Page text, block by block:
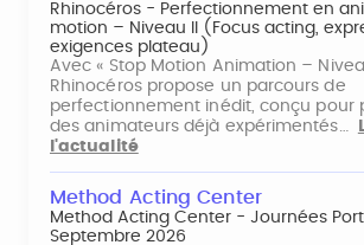
Rhinocéros - Perfectionnement en
motion – Niveau II (Focus acting,
exigences plateau)
Avec « Stop Motion Animation –
Rhinocéros propose un parcours de
perfectionnement inédit, conçu pour
des animateurs déjà expérimentés…
l'actualité
Method Acting Center
Method Acting Center - Journées
Septembre 2026